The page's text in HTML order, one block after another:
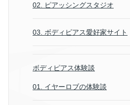
02. ピアッシングスタジオ
03. ボディピアス愛好家サイト
ボディピアス体験談
01. イヤーロブの体験談